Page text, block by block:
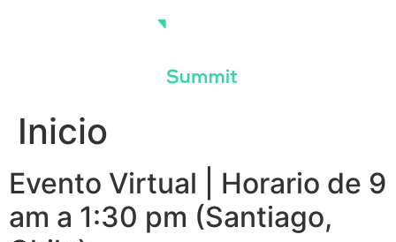
Inicio
Evento Virtual | Horario de 9
am a 1:30 pm (Santiago,